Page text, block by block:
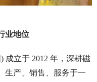
业地位
成立于 2012 年，深耕磁
生产、销售、服务于一